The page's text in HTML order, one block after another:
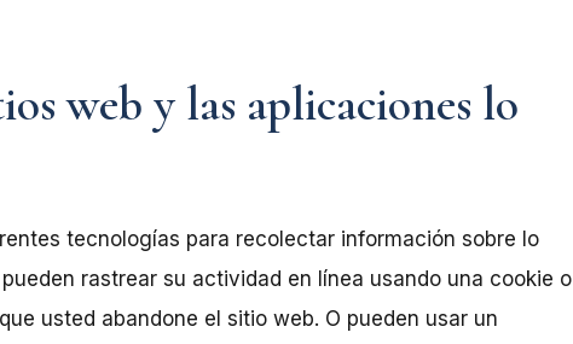
web y las aplicaciones lo
tecnologías para recolectar información sobre lo
rastrear su actividad en línea usando una cookie o
usted abandone el sitio web. O pueden usar un